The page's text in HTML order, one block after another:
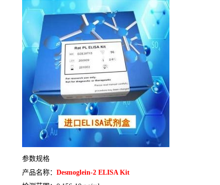
参数规格
产品名称： Desmoglein-2 ELISA Kit